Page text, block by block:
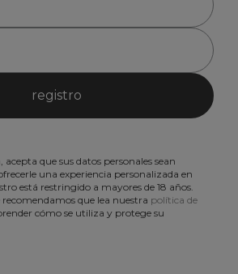
registro
que sus datos personales sean
una experiencia personalizada en
está restringido a mayores de 18 años.
que lea nuestra política de
cómo se utiliza y protege su